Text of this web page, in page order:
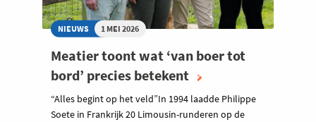
NIEUWS 1 MEI 2026
Meatier toont wat ‘van boer tot
bord’ precies betekent
“Alles begint op het veld”In 1994 laadde Philippe
Soete in Frankrijk 20 Limousin-runderen op de